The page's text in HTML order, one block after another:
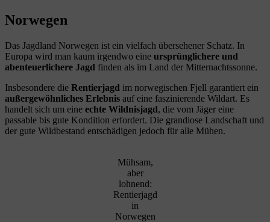
Norwegen
Das Jagdland Norwegen ist ein vielfach übersehener Schatz. In
Europa wird man kaum irgendwo eine ursprünglichere und
abenteuerlichere Jagd finden als im Land der Mitternachtssonne.
Insbesondere die Rentierjagd im norwegischen Fjell garantiert ein
außergewöhnliches Erlebnis auf eine faszinierende Wildart. Es
handelt sich um eine echte Wildnisjagd, die vom Jäger eine
passable bis gute Kondition erfordert. Die grandiose Landschaft und
der gute Wildbestand entschädigen jedoch für alle Mühen.
Mühsam,
aber
lohnend:
Rentierjagd
in
Norwegen